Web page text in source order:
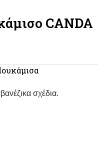
CANDA
σχέδια.